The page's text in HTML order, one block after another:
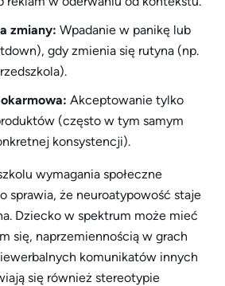
zmiany: Wpadanie w panikę lub
gdy zmienia się rutyna (np.
Akceptowanie tylko
(często w tym samym
konsystencji).
wymagania społeczne
sprawia, że neuroatypowość staje
Dziecko w spektrum może mieć
się, naprzemiennością w grach
komunikatów innych
się również stereotypie